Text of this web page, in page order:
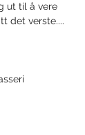
ut til å vere
det verste....